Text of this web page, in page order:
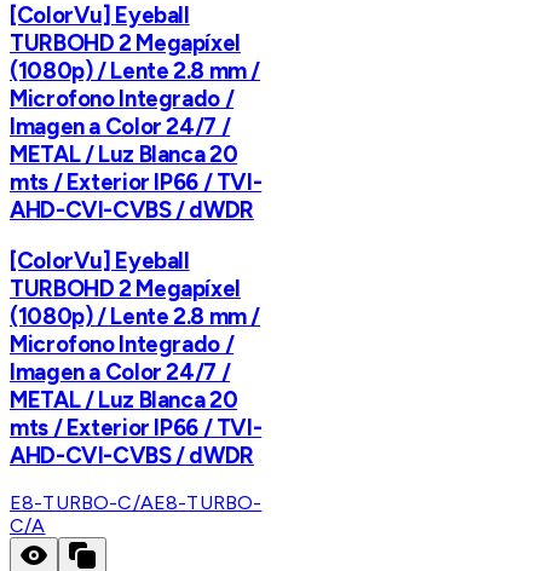
[ColorVu] Eyeball
TURBOHD 2 Megapíxel
(1080p) / Lente 2.8 mm /
Microfono Integrado /
Imagen a Color 24/7 /
METAL / Luz Blanca 20
mts / Exterior IP66 / TVI-
AHD-CVI-CVBS / dWDR
[ColorVu] Eyeball
TURBOHD 2 Megapíxel
(1080p) / Lente 2.8 mm /
Microfono Integrado /
Imagen a Color 24/7 /
METAL / Luz Blanca 20
mts / Exterior IP66 / TVI-
AHD-CVI-CVBS / dWDR
E8-TURBO-C/AE8-TURBO-
C/A